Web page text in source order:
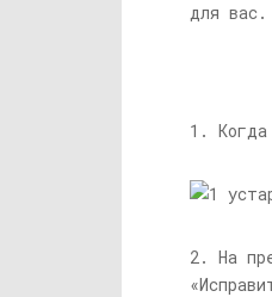
для вас.
1. Когда
2. На